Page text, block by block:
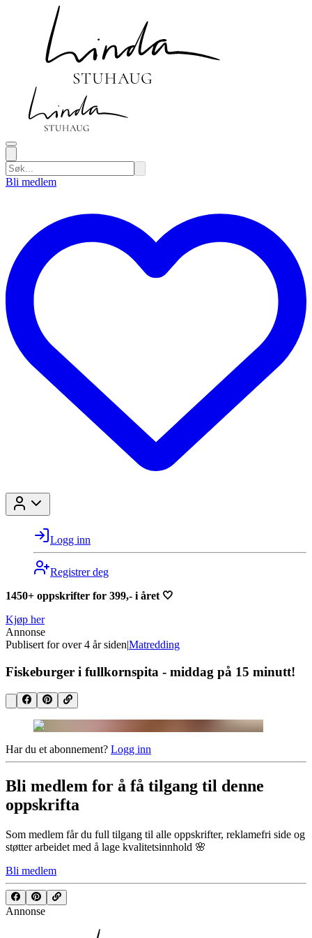
Bli medlem
Logg inn
Registrer deg
1450+ oppskrifter for 399,- i året 🤍
Kjøp her
Annonse
Publisert for over 4 år siden|Matredding
Fiskeburger i fullkornspita - middag på 15 minutt!
Har du et abonnement? Logg inn
Bli medlem for å få tilgang til denne
oppskrifta
Som medlem får du full tilgang til alle oppskrifter, reklamefri side og
støtter arbeidet med å lage kvalitetsinnhold 🌸
Bli medlem
Annonse